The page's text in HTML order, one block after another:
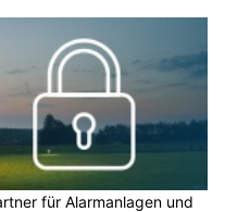
für Alarmanlagen und